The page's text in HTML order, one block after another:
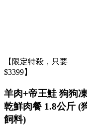
【限定特殺，只要
$3399】
羊肉+帝王鮭 狗狗凍
乾鮮肉餐 1.8公斤 (
飼料)